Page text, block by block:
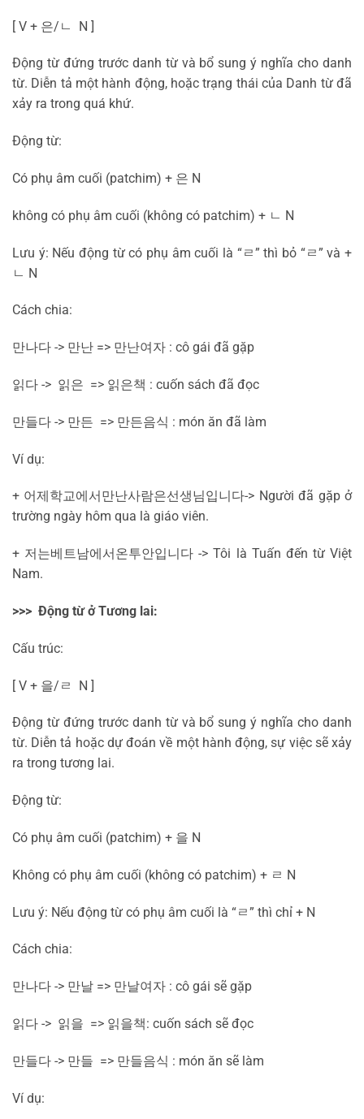
[ V + 은/ ㄴ N ]
Động từ đứng trước danh từ và bổ sung ý nghĩa cho danh
từ. Diễn tả một hành động, hoặc trạng thái của Danh từ đã
xảy ra trong quá khứ.
Động từ:
Có phụ âm cuối (patchim) + 은 N
không có phụ âm cuối (không có patchim) + ㄴ N
Lưu ý: Nếu động từ có phụ âm cuối là “ㄹ” thì bỏ “ㄹ” và +
ㄴ N
Cách chia:
만나다 -> 만난 => 만난여자 : cô gái đã gặp
읽다 -> 읽은 => 읽은책 : cuốn sách đã đọc
만들다 -> 만든 => 만든음식 : món ăn đã làm
Ví dụ:
+ 어제 학교에서 만난사람은선생님입니다-> Người đã gặp ở
trường ngày hôm qua là giáo viên.
+ 저는베트남에서 온투안입니다 -> Tôi là Tuấn đến từ Việt
Nam.
>>> Động từ ở Tương lai:
Cấu trúc:
[ V + 을/ ㄹ N ]
Động từ đứng trước danh từ và bổ sung ý nghĩa cho danh
từ. Diễn tả hoặc dự đoán về một hành động, sự việc sẽ xảy
ra trong tương lai.
Động từ:
Có phụ âm cuối (patchim) + 을 N
Không có phụ âm cuối (không có patchim) + ㄹ N
Lưu ý: Nếu động từ có phụ âm cuối là “ㄹ” thì chỉ + N
Cách chia:
만나다 -> 만날 => 만날여자 : cô gái sẽ gặp
읽다 -> 읽을 => 읽을책: cuốn sách sẽ đọc
만들다 -> 만들 => 만들음식 : món ăn sẽ làm
Ví dụ: